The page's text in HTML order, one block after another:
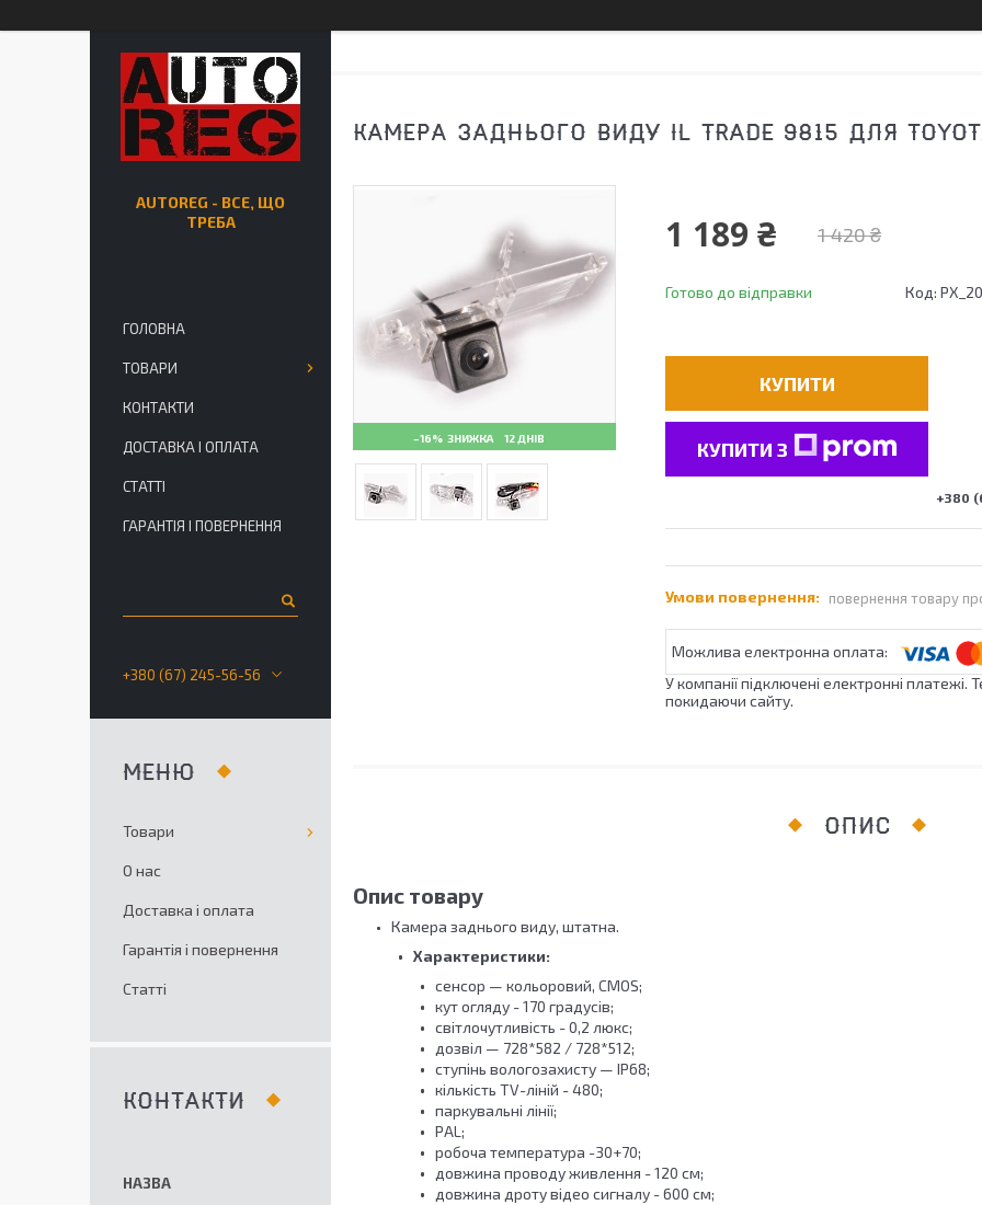
КАМЕРА ЗАДНЬОГО ВИДУ IL TRADE 9815 ДЛЯ
–16% 12 ДНІВ
1 420 ₴
1 189 ₴
Готово до відправки Код:
КУПИТИ
КУПИТИ З
+380
повернення товару
У компанії підключені електронні
покидаючи сайту.
ОПИС
Опис товару
Камера заднього виду, штатна.
Характеристики:
сенсор — кольоровий, CMOS;
кут огляду - 170 градусів;
світлочутливість - 0,2 люкс;
дозвіл — 728*582 / 728*512;
ступінь вологозахисту — IP68;
кількість TV-ліній - 480;
паркувальні лінії;
PAL;
робоча температура -30+70;
довжина проводу живлення - 120 см;
довжина дроту відео сигналу - 600 см;
AUTOREG - ВСЕ, ЩО
ТРЕБА
ГОЛОВНА
ТОВАРИ
КОНТАКТИ
ДОСТАВКА І ОПЛАТА
СТАТТІ
ГАРАНТІЯ І ПОВЕРНЕННЯ
+380 (67) 245-56-56
Товари
О нас
Доставка і оплата
Гарантія і повернення
Статті
КОНТАКТИ